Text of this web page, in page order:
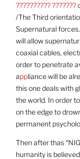
?????????? ???????
/The Third
Supernatural
will allow
coaxial cables,
order to penetrate
appliance will be
this one deals with
the world. In order
on the edge to
permanent
Then after thas
humanity is